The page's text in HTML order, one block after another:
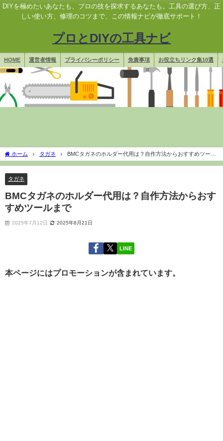
DIYを極めたいあなたも、プロの技を探求するあなたも。工具の選び方、正
しい使い方、修理のコツまで、この情報ナビが徹底サポート！
プロとDIYの工具ナビ
HOME 運営者情報 プライバシーポリシー 免責事項 お役立ちリンク集10選
ホーム タガネ
BMCタガネのホルダー代用は？自作方法からおすすめツール
まで
タガネ
BMCタガネのホルダー代用は？自作方法からおす
すめツールまで
2025年7月12日 2025年8月21日
LINE
本ページにはプロモーションが含まれています。